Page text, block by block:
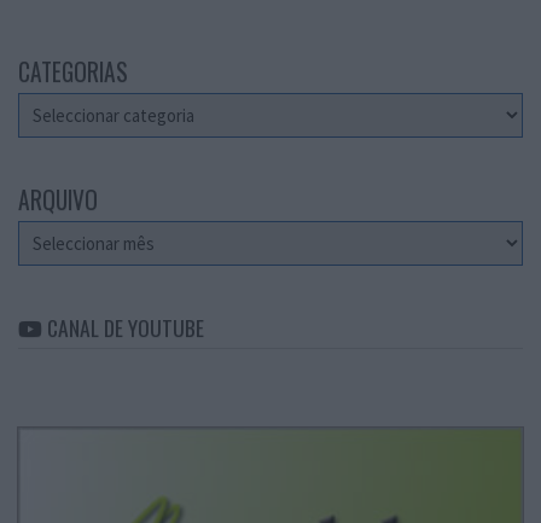
CATEGORIAS
Categorias
ARQUIVO
Arquivo
CANAL DE YOUTUBE